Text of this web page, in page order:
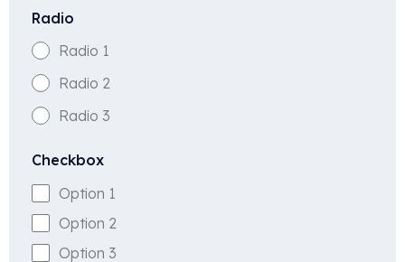
Radio
Radio 1
Radio 2
Radio 3
Checkbox
Option 1
Option 2
Option 3